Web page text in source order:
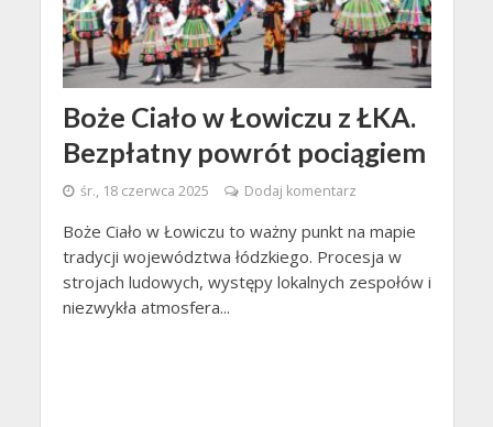
Boże Ciało w Łowiczu z ŁKA.
Bezpłatny powrót pociągiem
śr., 18 czerwca 2025 Dodaj komentarz
Boże Ciało w Łowiczu to ważny punkt na mapie
tradycji województwa łódzkiego. Procesja w
strojach ludowych, występy lokalnych zespołów i
niezwykła atmosfera...